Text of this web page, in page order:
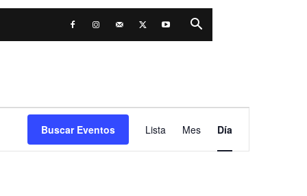
Buscar Eventos
de
Lista Mes Día